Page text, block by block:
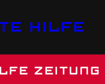
HILFE
ZEITUNG